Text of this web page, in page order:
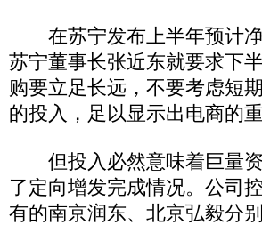
在苏宁发布上半年预计净
苏宁董事长张近东就要求下
购要立足长远，不要考虑短
的投入，足以显示出电商的重
但投入必然意味着巨量资
了定向增发完成情况。公司
有的南京润东、北京弘毅分